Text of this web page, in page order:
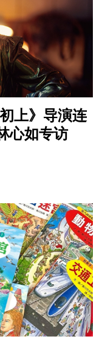
上》导演连
心如专访